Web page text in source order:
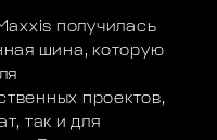
получилась
шина, которую
проектов,
так и для